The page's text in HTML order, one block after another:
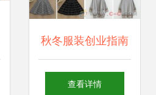
秋冬服装创业指南
低价韩版女装货源
查看详情